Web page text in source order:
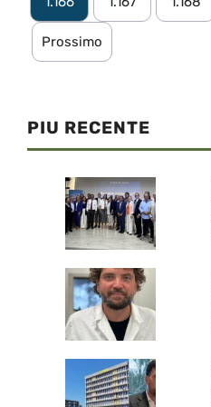
Prossimo
PIU RECENTE